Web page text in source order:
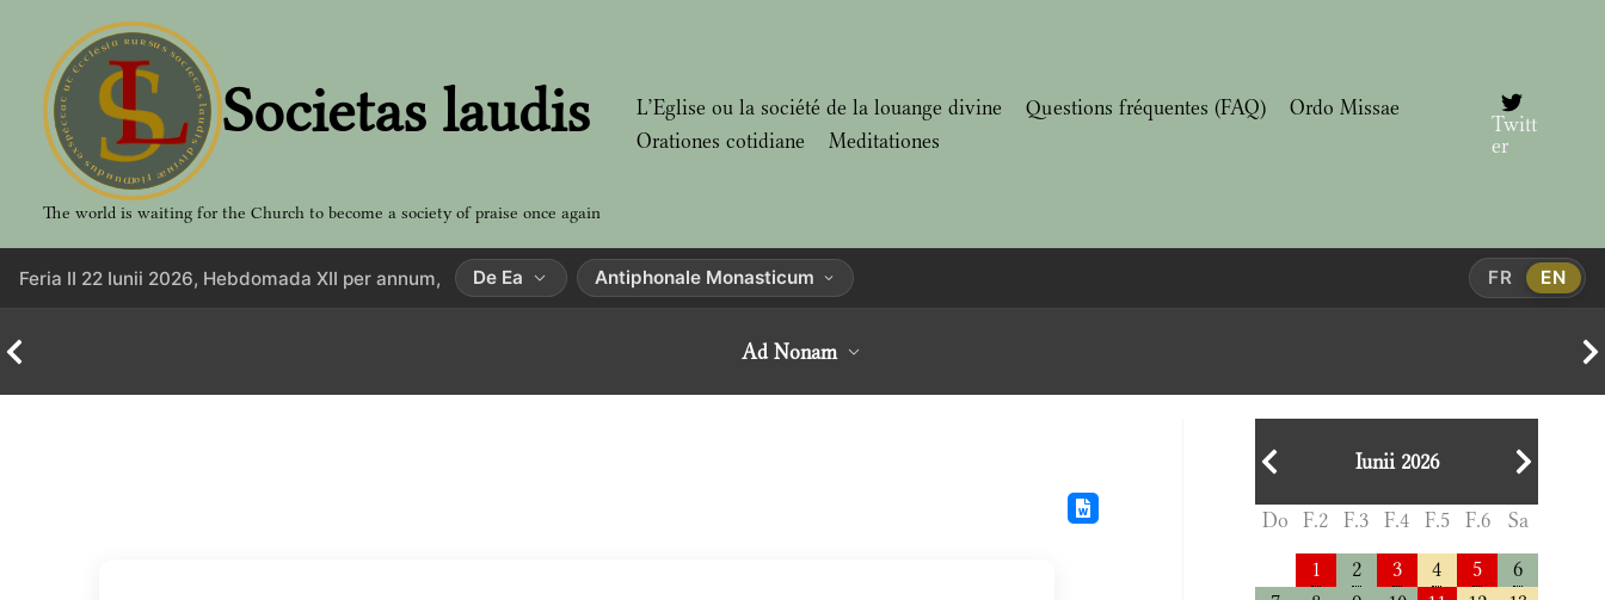
contenu
Societas laudis
The world is waiting for the Church to become a society of praise once again
L’Eglise ou la société de la louange divine Questions fréquentes (FAQ)
Ordo Missae
Orationes cotidiane
Meditationes
Twitt
er
Feria II 22 Iunii 2026, Hebdomada XII per annum, De Ea Antiphonale Monasticum FR EN
Ad Nonam
Iunii 2026
Do F.2 F.3 F.4 F.5 F.6 Sa
1 2 3 4 5
6